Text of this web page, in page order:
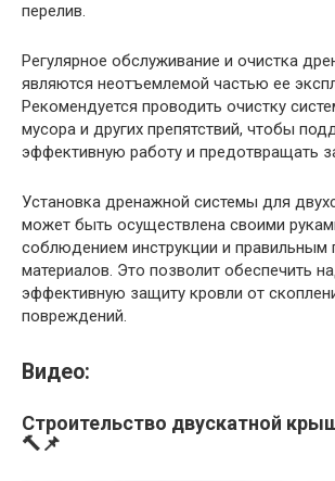
перелив.
Регулярное обслуживание и очистка
являются неотъемлемой частью ее
Рекомендуется проводить очистку
мусора и других препятствий, чтобы
эффективную работу и предотвращать
Установка дренажной системы для
может быть осуществлена своими
соблюдением инструкции и правильным
материалов. Это позволит обеспечить
эффективную защиту кровли от
повреждений.
Видео:
Строительство двускатной
🔨📌